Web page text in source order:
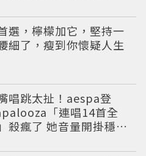
選，檸檬加它，堅持一
細了，瘦到你懷疑人生
唱跳太扯！aespa登
「連唱14首全
殺瘋了 她音量開掛穩到